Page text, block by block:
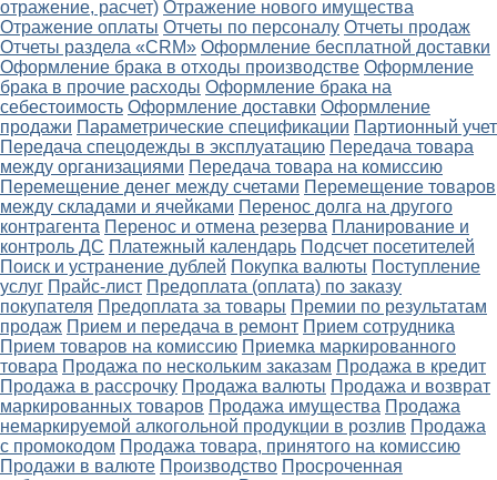
отражение, расчет) Отражение нового имущества
Отражение оплаты Отчеты по персоналу Отчеты продаж
Отчеты раздела «CRM» Оформление бесплатной доставки
Оформление брака в отходы производстве Оформление
брака в прочие расходы Оформление брака на
себестоимость Оформление доставки Оформление
продажи Параметрические спецификации Партионный учет
Передача спецодежды в эксплуатацию Передача товара
между организациями Передача товара на комиссию
Перемещение денег между счетами Перемещение товаров
между складами и ячейками Перенос долга на другого
контрагента Перенос и отмена резерва Планирование и
контроль ДС Платежный календарь Подсчет посетителей
Поиск и устранение дублей Покупка валюты Поступление
услуг Прайс-лист Предоплата (оплата) по заказу
покупателя Предоплата за товары Премии по результатам
продаж Прием и передача в ремонт Прием сотрудника
Прием товаров на комиссию Приемка маркированного
товара Продажа по нескольким заказам Продажа в кредит
Продажа в рассрочку Продажа валюты Продажа и возврат
маркированных товаров Продажа имущества Продажа
немаркируемой алкогольной продукции в розлив Продажа
с промокодом Продажа товара, принятого на комиссию
Продажи в валюте Производство Просроченная